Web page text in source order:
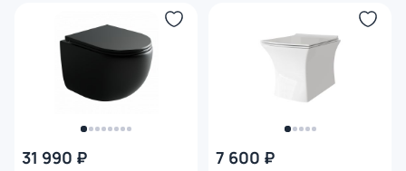
31 990 ₽ 7 600 ₽
Подвод воды
Покрытие
Ширина (см)